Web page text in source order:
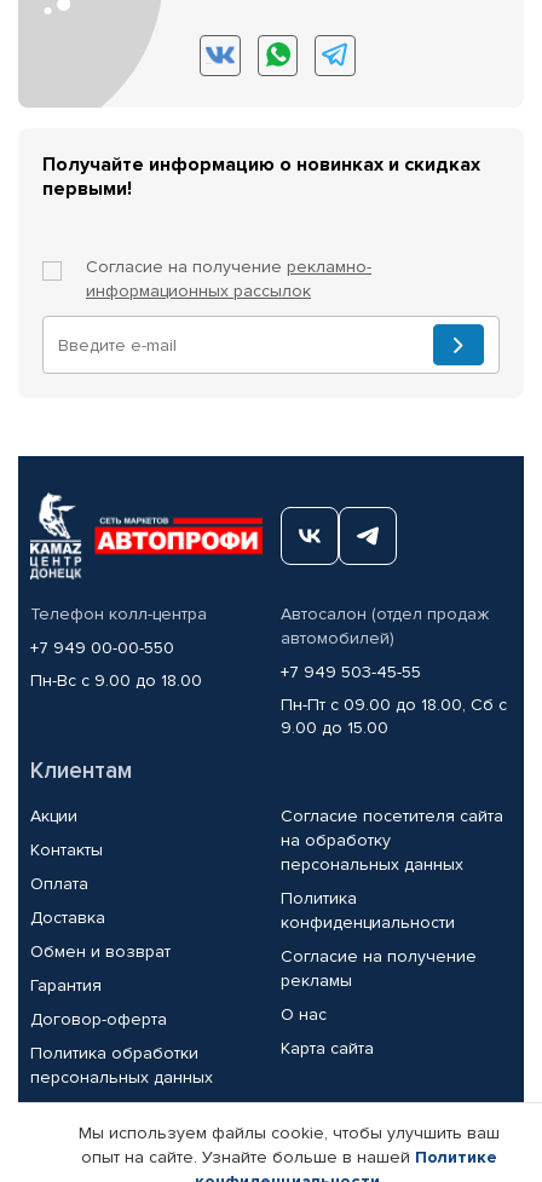
Получайте информацию о новинках и скидках
первыми!
Согласие на получение рекламно-
информационных рассылок
Телефон колл-центра
+7 949 00-00-550
Пн-Вс с 9.00 до 18.00
Автосалон (отдел продаж
автомобилей)
+7 949 503-45-55
Пн-Пт с 09.00 до 18.00, Сб с
9.00 до 15.00
Клиентам
Акции
Контакты
Оплата
Доставка
Обмен и возврат
Гарантия
Договор-оферта
Политика обработки
персональных данных
Согласие посетителя сайта
на обработку
персональных данных
Политика
конфиденциальности
Согласие на получение
рекламы
О нас
Карта сайта
Партнерам
Корпоративным клиентам Реквизиты компании
Мы используем файлы cookie, чтобы улучшить ваш
опыт на сайте. Узнайте больше в нашей Политике